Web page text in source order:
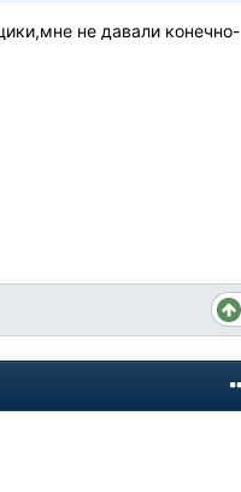
не давали конечно-